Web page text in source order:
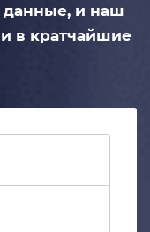
данные, и наш
в кратчайшие